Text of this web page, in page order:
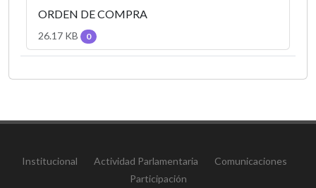
ORDEN DE COMPRA
26.17 KB 0
Institucional Actividad Parlamentaria
Comunicaciones
Participación